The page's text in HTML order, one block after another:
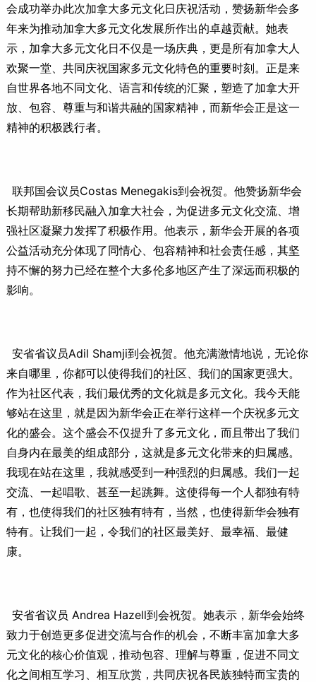
会成功举办此次加拿大多元文化日庆祝活动，赞扬新华会多
年来为推动加拿大多元文化发展所作出的卓越贡献。她表
示，加拿大多元文化日不仅是一场庆典，更是所有加拿大人
欢聚一堂、共同庆祝国家多元文化特色的重要时刻。正是来
自世界各地不同文化、语言和传统的汇聚，塑造了加拿大开
放、包容、尊重与和谐共融的国家精神，而新华会正是这一
精神的积极践行者。
联邦国会议员Costas Menegakis到会祝贺。他赞扬新华会
长期帮助新移民融入加拿大社会，为促进多元文化交流、增
强社区凝聚力发挥了积极作用。他表示，新华会开展的各项
公益活动充分体现了同情心、包容精神和社会责任感，其坚
持不懈的努力已经在整个大多伦多地区产生了深远而积极的
影响。
安省省议员Adil Shamji到会祝贺。他充满激情地说，无论你
来自哪里，你都可以使得我们的社区、我们的国家更强大。
作为社区代表，我们最优秀的文化就是多元文化。我今天能
够站在这里，就是因为新华会正在举行这样一个庆祝多元文
化的盛会。这个盛会不仅提升了多元文化，而且带出了我们
自身内在最美的组成部分，这就是多元文化带来的归属感。
我现在站在这里，我就感受到一种强烈的归属感。我们一起
交流、一起唱歌、甚至一起跳舞。这使得每一个人都独有特
有，也使得我们的社区独有特有，当然，也使得新华会独有
特有。让我们一起，令我们的社区最美好、最幸福、最健
康。
安省省议员 Andrea Hazell到会祝贺。她表示，新华会始终
致力于创造更多促进交流与合作的机会，不断丰富加拿大多
元文化的核心价值观，推动包容、理解与尊重，促进不同文
化之间相互学习、相互欣赏，共同庆祝各民族独特而宝贵的